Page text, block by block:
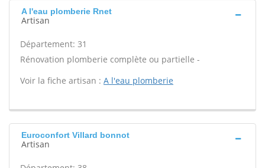
A l'eau plomberie Rnet
Artisan
Département: 31
Rénovation plomberie complète ou partielle -
Voir la fiche artisan : A l'eau plomberie
Euroconfort Villard bonnot
Artisan